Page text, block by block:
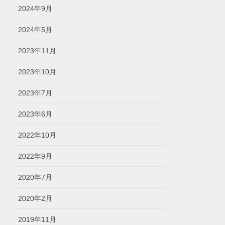
2024年9月
2024年5月
2023年11月
2023年10月
2023年7月
2023年6月
2022年10月
2022年9月
2020年7月
2020年2月
2019年11月